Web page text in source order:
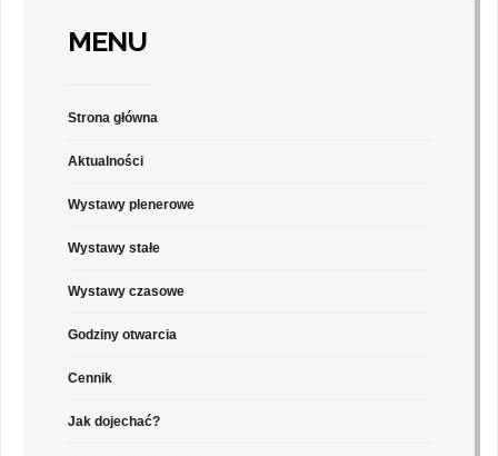
MENU
Strona główna
Aktualności
Wystawy plenerowe
Wystawy stałe
Wystawy czasowe
Godziny otwarcia
Cennik
Jak dojechać?